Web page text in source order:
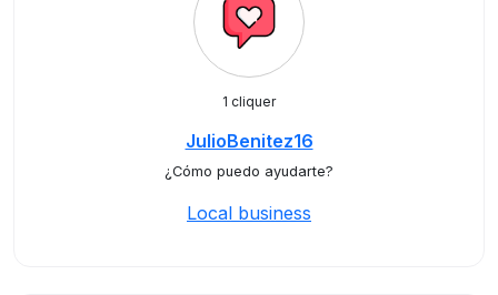
1 cliquer
JulioBenitez16
¿Cómo puedo ayudarte?
Local business